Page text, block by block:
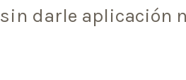
sin darle aplicación